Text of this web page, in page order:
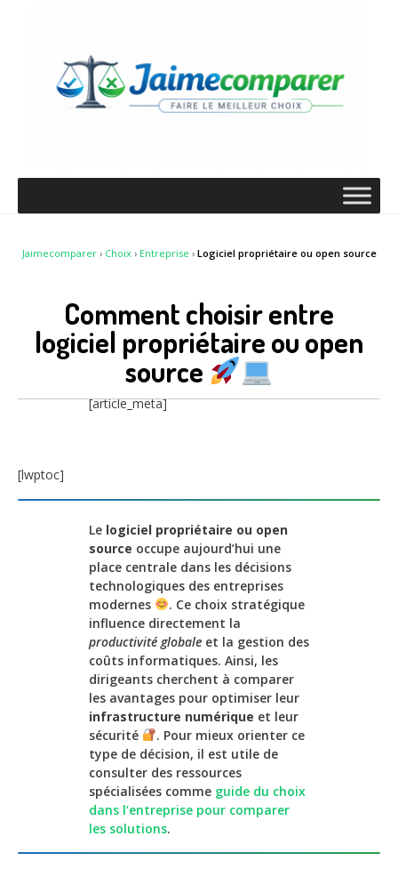
Jaimecomparer› Choix› Entreprise › Logiciel propriétaire ou open source
Comment choisir entre
logiciel propriétaire ou open
source
[article_meta]
[lwptoc]
Le logiciel propriétaire ou open
source occupe aujourd’hui une
place centrale dans les décisions
technologiques des entreprises
modernes
. Ce choix stratégique
influence directement la
productivité globale et la gestion des
coûts informatiques. Ainsi, les
dirigeants cherchent à comparer
les avantages pour optimiser leur
infrastructure numérique et leur
sécurité
. Pour mieux orienter ce
type de décision, il est utile de
consulter des ressources
spécialisées comme guide du choix
dans l’entreprise pour comparer
les solutions.